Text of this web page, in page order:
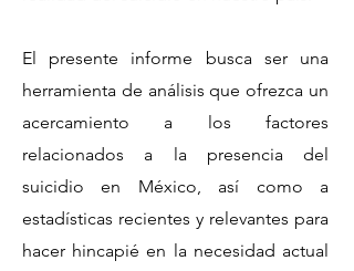
El presente informe busca ser una
herramienta de análisis que ofrezca un
acercamiento a los factores
relacionados a la presencia del
suicidio en México, así como a
estadísticas recientes y relevantes para
hacer hincapié en la necesidad actual